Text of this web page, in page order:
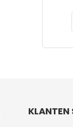
KLANTEN